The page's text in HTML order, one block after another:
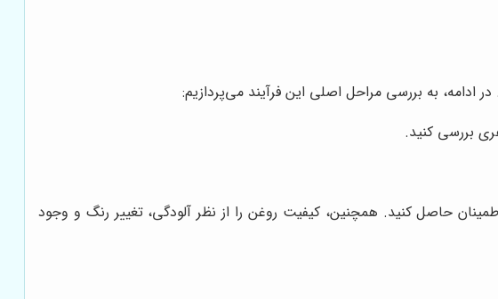
بررسی کنید.
حاصل کنید. همچنین، کیفیت روغن را از نظر آلودگی، تغییر رنگ و وجود